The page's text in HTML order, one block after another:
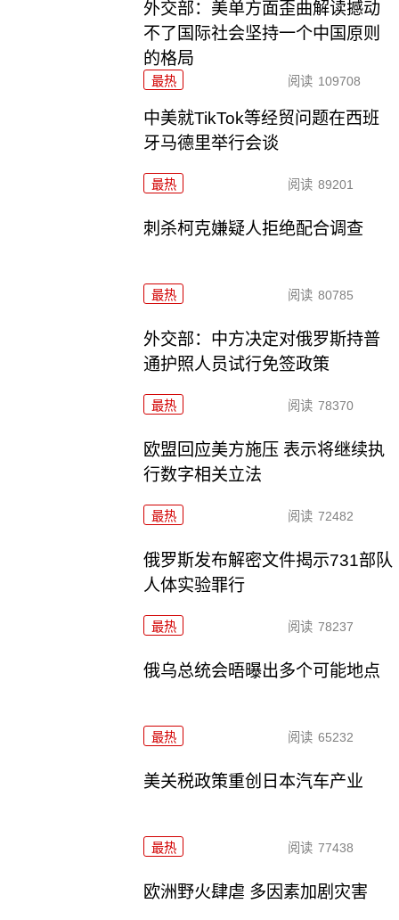
外交部：美单方面歪曲解读撼动
不了国际社会坚持一个中国原则
的格局
最热 阅读 109708
中美就TikTok等经贸问题在西班
牙马德里举行会谈
最热 阅读 89201
刺杀柯克嫌疑人拒绝配合调查
最热 阅读 80785
外交部：中方决定对俄罗斯持普
通护照人员试行免签政策
最热 阅读 78370
欧盟回应美方施压 表示将继续执
行数字相关立法
最热 阅读 72482
俄罗斯发布解密文件揭示731部队
人体实验罪行
最热 阅读 78237
俄乌总统会晤曝出多个可能地点
最热 阅读 65232
美关税政策重创日本汽车产业
最热 阅读 77438
欧洲野火肆虐 多因素加剧灾害